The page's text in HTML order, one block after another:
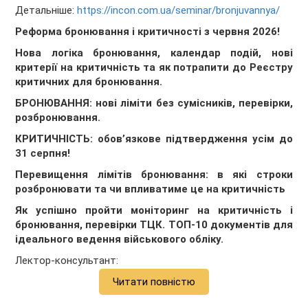
Детальніше:https://incon.com.ua/seminar/bronjuvannya/
Реформа бронювання і критичності з червня 2026!
Нова логіка бронювання, календар подій, нові
критерії на критичність та як потрапити до Реєстру
критичних для бронювання.
БРОНЮВАННЯ: нові ліміти без сумісників, перевірки,
розбронювання.
КРИТИЧНІСТЬ: обов’язкове підтвердження усім до
31 серпня!
Перевищення лімітів бронювання: в які строки
розбронювати та чи впливатиме це на критичність
Як успішно пройти моніторинг на критичність і
бронювання, перевірки ТЦК. ТОП-10 документів для
ідеального ведення військового обліку.
Лектор-консультант:
Читати повністю